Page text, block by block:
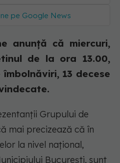
pe Google News
anunță că miercuri,
de la ora 13.00,
13 decese
Grupului de
mai precizează că în
la nivel național,
București, sunt